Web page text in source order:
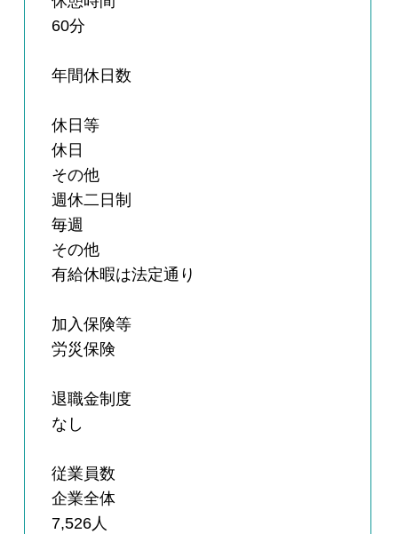
60分
年間休日数
休日等
休日
その他
週休二日制
毎週
その他
有給休暇は法定通り
加入保険等
労災保険
退職金制度
なし
従業員数
企業全体
7,526人